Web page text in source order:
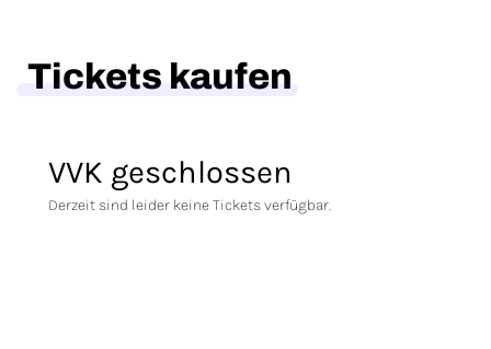
Tickets kaufen
VVK geschlossen
Derzeit sind leider keine Tickets verfügbar.